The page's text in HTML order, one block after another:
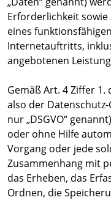
Erforderlichkeit
eines
Internetauftritts,
angebotenen
Gemäß Art. 4 Ziffer 1.
also der
nur „DSGVO“
oder ohne Hilfe
Vorgang oder jede
Zusammenhang mit
das Erheben, das
Ordnen, die